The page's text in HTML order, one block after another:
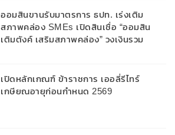
ออมสินขานรับมาตรการ ธปท. เร่งเติม
สภาพคล่อง SMEs เปิดสินเชื่อ “ออมสิน
เติมตังค์ เสริมสภาพคล่อง” วงเงินรวม
สูงสุด 10 ปี
เปิดหลักเกณฑ์ ข้าราชการ เออลี่รีไทร์
เกษียณอายุก่อนกำหนด 2569